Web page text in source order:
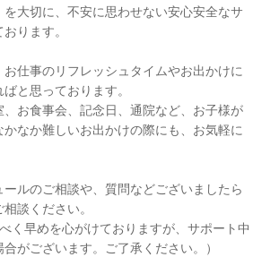
大切に、不安に思わせない安心安全なサ
ります。
仕事のリフレッシュタイムやお出かけに
ばと思っております。
お食事会、記念日、通院など、お子様が
なか難しいお出かけの際にも、お気軽に
ルのご相談や、質問などございましたら
談ください。
く早めを心がけておりますが、サポート中
がございます。ご了承ください。）